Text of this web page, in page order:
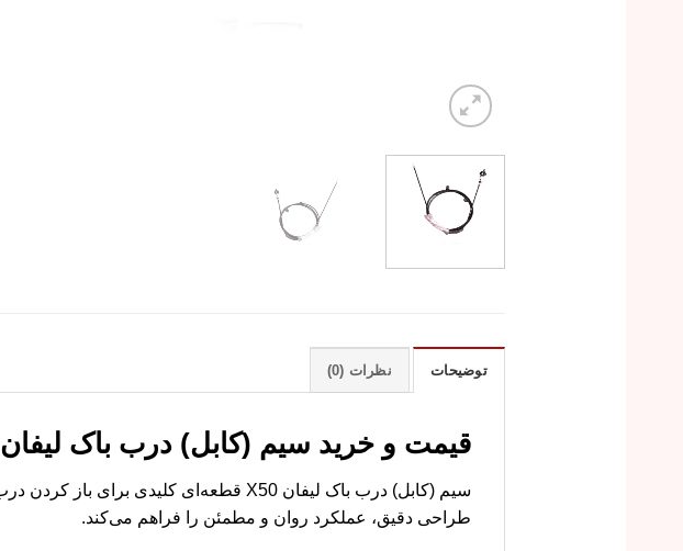
توضیحات نظرات (0)
قیمت و خرید سیم (کابل) درب باک لیفان X50 با کیفیت اصلی
طراحی دقیق، عملکرد روان و مطمئن را فراهم می‌کند.